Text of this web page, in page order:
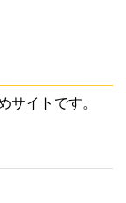
サイトです。